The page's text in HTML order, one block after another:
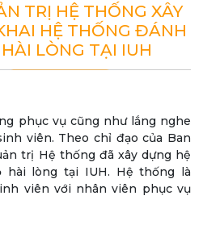
TRỊ HỆ THỐNG XÂY
HỆ THỐNG ĐÁNH
LÒNG TẠI IUH
phục vụ cũng như lắng nghe
viên. Theo chỉ đạo của Ban
trị Hệ thống đã xây dựng hệ
hài lòng tại IUH. Hệ thống là
viên với nhân viên phục vụ